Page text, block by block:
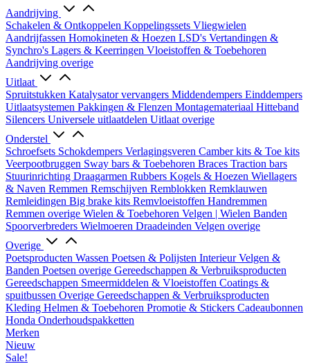
Aandrijving
Schakelen & Ontkoppelen Koppelingssets Vliegwielen
Aandrijfassen Homokineten & Hoezen LSD's Vertandingen &
Synchro's Lagers & Keerringen Vloeistoffen & Toebehoren
Aandrijving overige
Uitlaat
Spruitstukken Katalysator vervangers Middendempers Einddempers
Uitlaatsystemen Pakkingen & Flenzen Montagemateriaal Hitteband
Silencers Universele uitlaatdelen Uitlaat overige
Onderstel
Schroefsets Schokdempers Verlagingsveren Camber kits & Toe kits
Veerpootbruggen Sway bars & Toebehoren Braces Traction bars
Stuurinrichting Draagarmen Rubbers Kogels & Hoezen Wiellagers
& Naven Remmen Remschijven Remblokken Remklauwen
Remleidingen Big brake kits Remvloeistoffen Handremmen
Remmen overige Wielen & Toebehoren Velgen | Wielen Banden
Spoorverbreders Wielmoeren Draadeinden Velgen overige
Overige
Poetsproducten Wassen Poetsen & Polijsten InterieurVelgen &
Banden Poetsen overige Gereedschappen & Verbruiksproducten
Gereedschappen Smeermiddelen & Vloeistoffen Coatings &
spuitbussen Overige Gereedschappen & Verbruiksproducten
Kleding Helmen & Toebehoren Promotie & Stickers Cadeaubonnen
Honda Onderhoudspakketten
Merken
Nieuw
Sale!